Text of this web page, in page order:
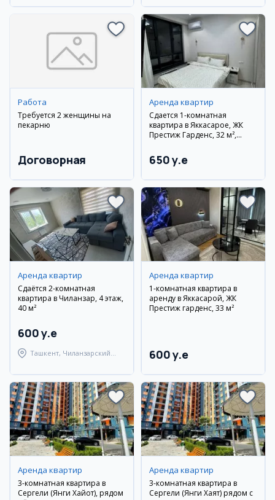
Работа
Требуется 2 женщины на
пекарню
Договорная
Аренда квартир
Сдается 1-комнатная
квартира в Яккасарое, ЖК
Престиж Гарденс, 32 м²,
650 y.e
Аренда квартир
Сдаётся 2-комнатная
квартира в Чиланзар, 4 этаж,
40 м²
600 y.e
Ташкент, Чиланзарский
Аренда квартир
1-комнатная квартира в
аренду в Яккасарой, ЖК
Престиж гарденс, 33 м²
600 y.e
Аренда квартир
3-комнатная квартира в
Сергели (Янги Хайот), рядом
Аренда квартир
3-комнатная квартира в
Сергели (Янги Хаят) рядом с